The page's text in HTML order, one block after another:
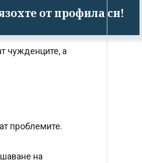
от профила си!
чужденците, а
проблемите.
на